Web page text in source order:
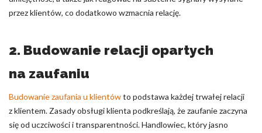
przez klientów, co dodatkowo wzmacnia relację.
2. Budowanie relacji opartych
na zaufaniu
Budowanie zaufania u klientówto podstawa każdej trwałej relacji
z klientem. Zasady obsługi klienta podkreślają, że zaufanie zaczyna
się od uczciwości i transparentności. Handlowiec, który jasno